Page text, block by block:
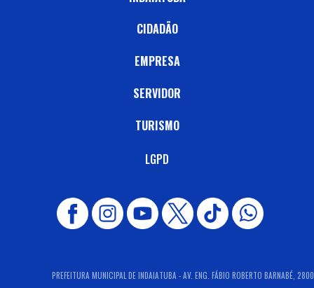
CIDADÃO
EMPRESA
SERVIDOR
TURISMO
LGPD
PREFEITURA MUNICIPAL DE INDAIATUBA - AV. ENG. FÁBIO ROBERTO BARNABÉ,